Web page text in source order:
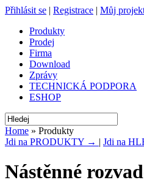
Přihlásit se | Registrace | Můj
Produkty
Prodej
Firma
Download
Zprávy
TECHNICKÁ PODPORA
ESHOP
Home » Produkty
Jdi na PRODUKTY → | Jdi na
Nástěnné